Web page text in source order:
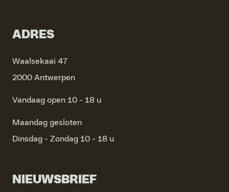
ADRES
Waalsekaai 47
2000 Antwerpen
Vandaag open 10 - 18 u
Maandag gesloten
Dinsdag - Zondag 10 - 18 u
NIEUWSBRIEF